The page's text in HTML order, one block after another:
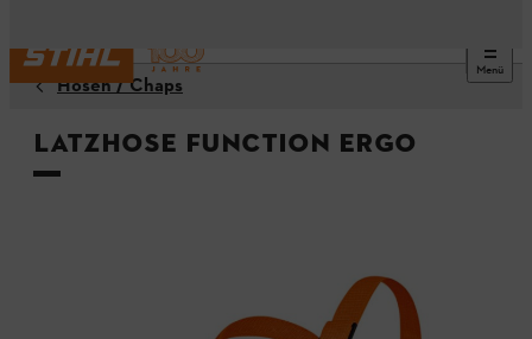
Menü
Hosen / Chaps
Latzhose FUNCTION ERGO